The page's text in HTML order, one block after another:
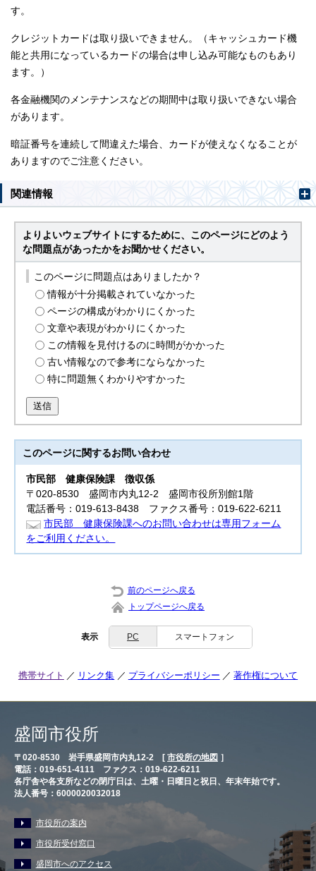
す。
クレジットカードは取り扱いできません。（キャッシュカード機
能と共用になっているカードの場合は申し込み可能なものもあり
ます。）
各金融機関のメンテナンスなどの期間中は取り扱いできない場合
があります。
暗証番号を連続して間違えた場合、カードが使えなくなることが
ありますのでご注意ください。
関連情報
よりよいウェブサイトにするために、このページにどのよう
な問題点があったかをお聞かせください。
このページに問題点はありましたか？
情報が十分掲載されていなかった
ページの構成がわかりにくかった
文章や表現がわかりにくかった
この情報を見付けるのに時間がかかった
古い情報なので参考にならなかった
特に問題無くわかりやすかった
送信
このページに関するお問い合わせ
市民部健康保険課 徴収係
〒020-8530 盛岡市内丸12-2 盛岡市役所別館1階
電話番号：019-613-8438 ファクス番号：019-622-6211
市民部 健康保険課へのお問い合わせは専用フォーム
をご利用ください。
前のページへ戻る
トップページへ戻る
表示 PC スマートフォン
携帯サイト リンク集 プライバシーポリシー 著作権について
盛岡市役所
〒020-8530 岩手県盛岡市内丸12-2 [ 市役所の地図 ］
電話：019-651-4111 ファクス：019-622-6211
各庁舎や各支所などの閉庁日は、土曜・日曜日と祝日、年末年始です。
法人番号：6000020032018
市役所の案内
市役所受付窓口
盛岡市へのアクセス